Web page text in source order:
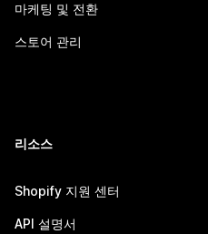
마케팅 및 전환
스토어 관리
리소스
Shopify 지원 센터
API 설명서